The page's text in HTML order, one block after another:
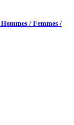
/ Femmes /